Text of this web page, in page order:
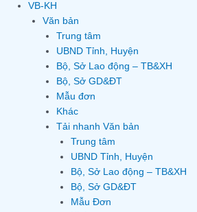
VB-KH
Văn bản
Trung tâm
UBND Tỉnh, Huyện
Bộ, Sở Lao động – TB&XH
Bộ, Sở GD&ĐT
Mẫu đơn
Khác
Tải nhanh Văn bản
Trung tâm
UBND Tỉnh, Huyện
Bộ, Sở Lao động – TB&XH
Bộ, Sở GD&ĐT
Mẫu Đơn